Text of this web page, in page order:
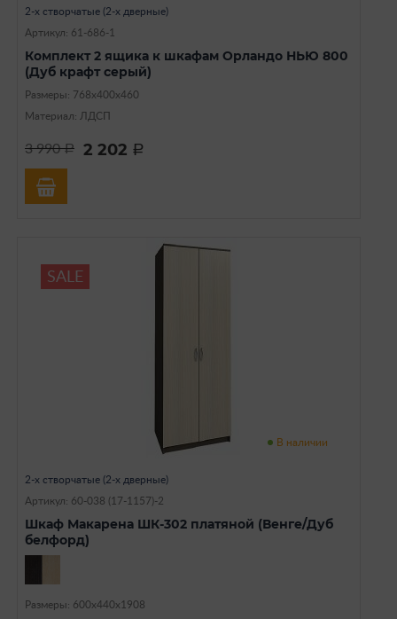
2-х створчатые (2-х дверные)
Артикул: 61-686-1
Комплект 2 ящика к шкафам Орландо НЬЮ 800
(Дуб крафт серый)
Размеры: 768х400х460
Материал: ЛДСП
3 990a 2 202 a
SALE
В наличии
2-х створчатые (2-х дверные)
Артикул: 60-038 (17-1157)-2
Шкаф Макарена ШК-302 платяной (Венге/Дуб
белфорд)
Размеры: 600х440х1908